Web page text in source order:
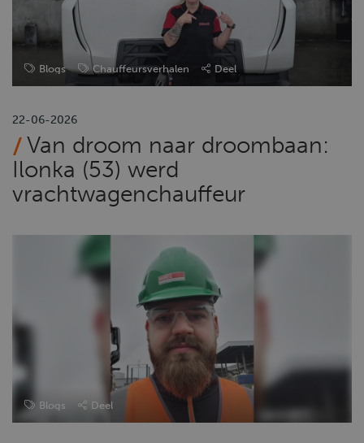
Blogs Chauffeursverhalen Deel
22-06-2026
Van droom naar droombaan:
Ilonka (53) werd
vrachtwagenchauffeur
Blogs Deel